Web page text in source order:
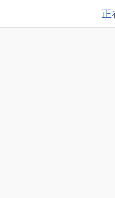
正